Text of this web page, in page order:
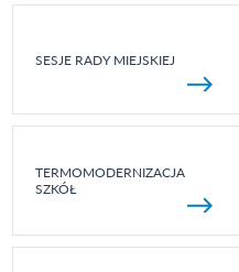
SESJE RADY MIEJSKIEJ
TERMOMODERNIZACJA
SZKÓŁ